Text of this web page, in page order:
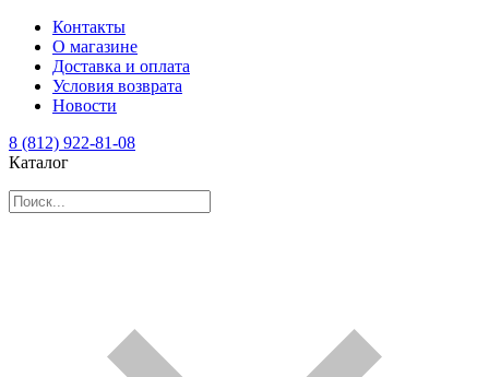
Контакты
О магазине
Доставка и оплата
Условия возврата
Новости
8 (812) 922-81-08
Каталог